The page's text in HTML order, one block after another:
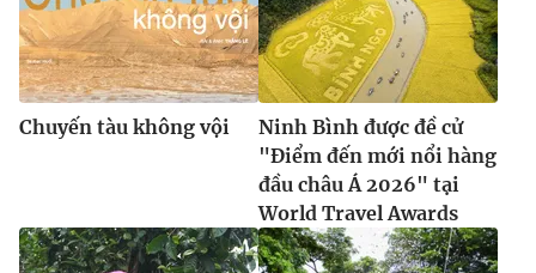
Chuyến tàu không vội
Ninh Bình được đề cử
"Điểm đến mới nổi hàng
đầu châu Á 2026" tại
World Travel Awards